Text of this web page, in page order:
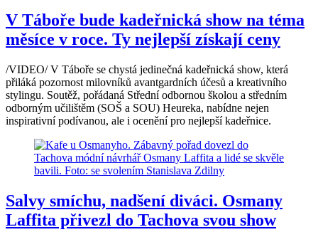
V Táboře bude kadeřnická show na téma
měsíce v roce. Ty nejlepší získají ceny
/VIDEO/ V Táboře se chystá jedinečná kadeřnická show, která
přiláká pozornost milovníků avantgardních účesů a kreativního
stylingu. Soutěž, pořádaná Střední odbornou školou a středním
odborným učilištěm (SOŠ a SOU) Heureka, nabídne nejen
inspirativní podívanou, ale i ocenění pro nejlepší kadeřnice.
Salvy smíchu, nadšení diváci. Osmany
Laffita přivezl do Tachova svou show